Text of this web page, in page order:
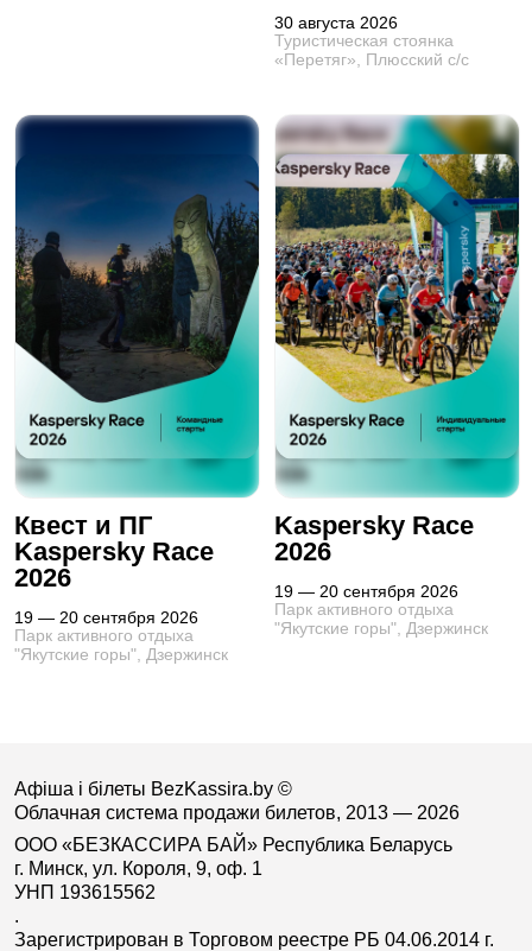
30 августа 2026
Туристическая стоянка
«Перетяг», Плюсский с/с
Квест и ПГ
Kaspersky Race
2026
19 — 20 сентября 2026
Парк активного отдыха
"Якутские горы", Дзержинск
Kaspersky Race
2026
19 — 20 сентября 2026
Парк активного отдыха
"Якутские горы", Дзержинск
Афіша і білеты BezKassira.by ©
Облачная система продажи билетов, 2013 — 2026
ООО «БЕЗКАССИРА БАЙ» Республика Беларусь
г. Минск, ул. Короля, 9, оф. 1
УНП 193615562
.
Зарегистрирован в Торговом реестре РБ 04.06.2014 г.